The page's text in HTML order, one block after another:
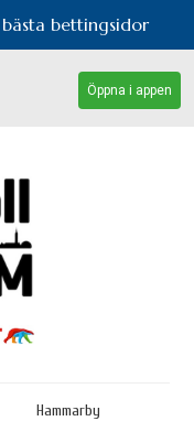
bettingsidor
Öppna i appen
Hammarby